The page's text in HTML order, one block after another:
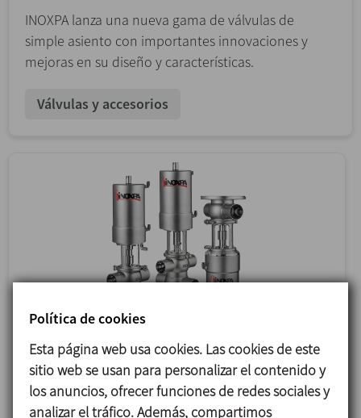
INOXPA lanza una nueva gama de válvulas de
simple asiento con importantes innovaciones y
mejoras en su diseño y características.
Válvulas y accesorios
12/01/2024
Política de cookies
Esta página web usa cookies. Las cookies de este
sitio web se usan para personalizar el contenido y
los anuncios, ofrecer funciones de redes sociales y
analizar el tráfico. Además, compartimos